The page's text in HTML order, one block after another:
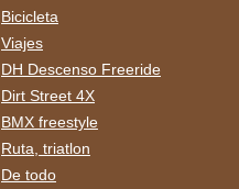
Bicicleta
Viajes
DH Descenso Freeride
Dirt Street 4X
BMX freestyle
Ruta, triatlon
De todo